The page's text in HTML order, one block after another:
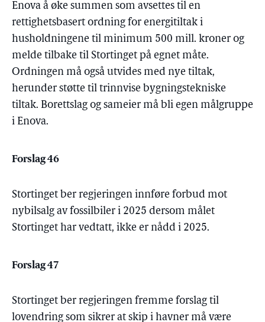
Enova å øke summen som avsettes til en
rettighetsbasert ordning for energitiltak i
husholdningene til minimum 500 mill. kroner og
melde tilbake til Stortinget på egnet måte.
Ordningen må også utvides med nye tiltak,
herunder støtte til trinnvise bygningstekniske
tiltak. Borettslag og sameier må bli egen målgruppe
i Enova.
Forslag 46
Stortinget ber regjeringen innføre forbud mot
nybilsalg av fossilbiler i 2025 dersom målet
Stortinget har vedtatt, ikke er nådd i 2025.
Forslag 47
Stortinget ber regjeringen fremme forslag til
lovendring som sikrer at skip i havner må være